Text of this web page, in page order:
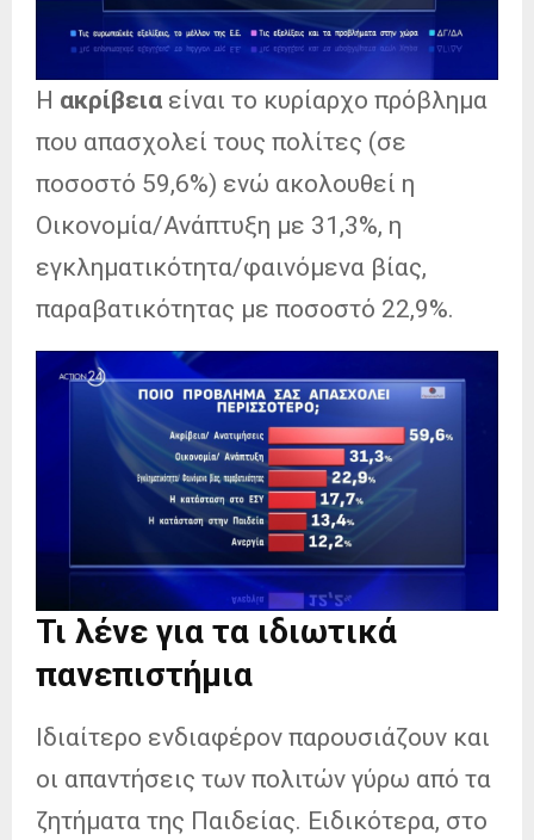
Η ακρίβεια είναι το κυρίαρχο πρόβλημα
που απασχολεί τους πολίτες (σε
ποσοστό 59,6%) ενώ ακολουθεί η
Οικονομία/Ανάπτυξη με 31,3%, η
εγκληματικότητα/φαινόμενα βίας,
παραβατικότητας με ποσοστό 22,9%.
Τι λένε για τα ιδιωτικά
πανεπιστήμια
Ιδιαίτερο ενδιαφέρον παρουσιάζουν και
οι απαντήσεις των πολιτών γύρω από τα
ζητήματα της Παιδείας. Ειδικότερα, στο